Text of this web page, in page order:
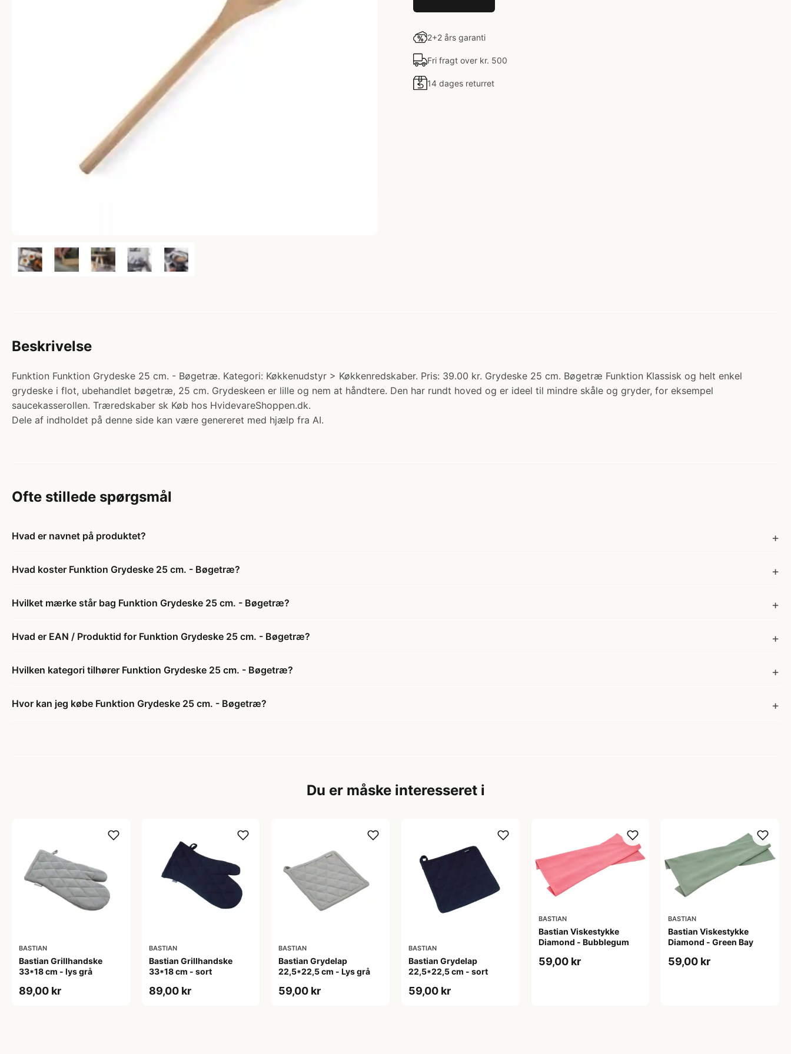
2+2 års garanti
Fri fragt over kr. 500
14 dages returret
Beskrivelse
Funktion Funktion Grydeske 25 cm. - Bøgetræ. Kategori: Køkkenudstyr > Køkkenredskaber. Pris: 39.00 kr. Grydeske 25 cm. Bøgetræ Funktion Klassisk og helt enkel
grydeske i flot, ubehandlet bøgetræ, 25 cm. Grydeskeen er lille og nem at håndtere. Den har rundt hoved og er ideel til mindre skåle og gryder, for eksempel
saucekasserollen. Træredskaber sk Køb hos HvidevareShoppen.dk.
Dele af indholdet på denne side kan være genereret med hjælp fra AI.
Ofte stillede spørgsmål
Hvad er navnet på produktet?
Hvad koster Funktion Grydeske 25 cm. - Bøgetræ?
Hvilket mærke står bag Funktion Grydeske 25 cm. - Bøgetræ?
Hvad er EAN / Produktid for Funktion Grydeske 25 cm. - Bøgetræ?
Hvilken kategori tilhører Funktion Grydeske 25 cm. - Bøgetræ?
Hvor kan jeg købe Funktion Grydeske 25 cm. - Bøgetræ?
Du er måske interesseret i
BASTIAN
Bastian Grillhandske
33*18 cm - lys grå
89,00 kr
BASTIAN
Bastian Grillhandske
33*18 cm - sort
89,00 kr
BASTIAN
Bastian Grydelap
22,5*22,5 cm - Lys grå
59,00 kr
BASTIAN
Bastian Grydelap
22,5*22,5 cm - sort
59,00 kr
BASTIAN
Bastian Viskestykke
Diamond - Bubblegum
59,00 kr
BASTIAN
Bastian Viskestykke
Diamond - Green Bay
59,00 kr